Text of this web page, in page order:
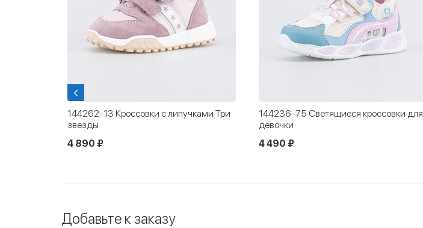
144262-13 Кроссовки с липучками Три
звезды
4 890 ₽
144236-75 Светящиеся кроссовки для
девочки
4 490 ₽
Добавьте к заказу